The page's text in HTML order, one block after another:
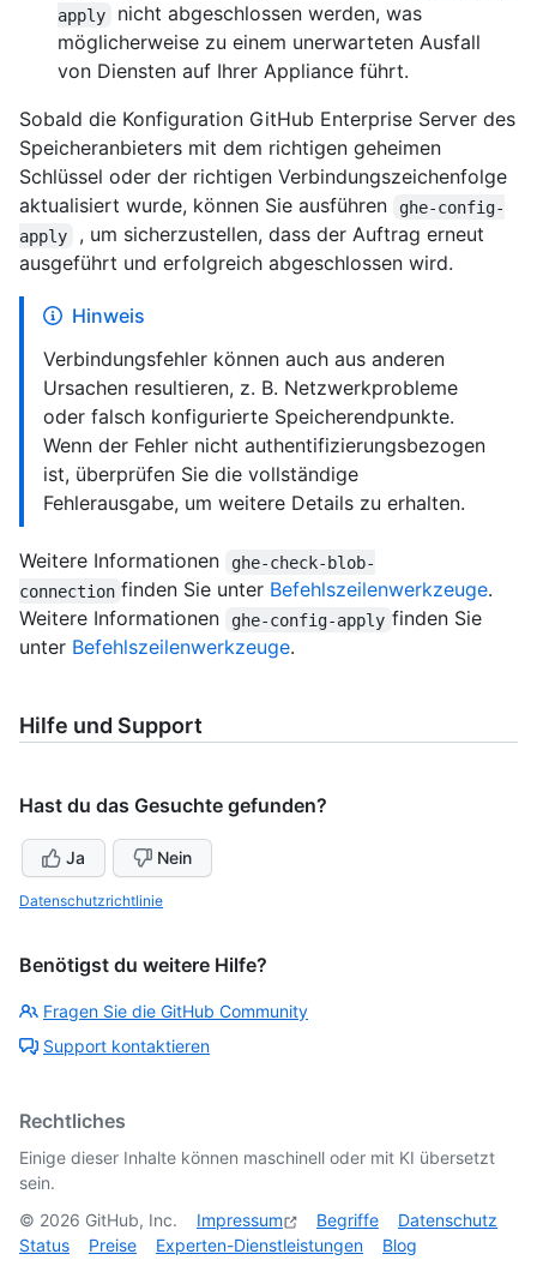
apply
nicht abgeschlossen werden, was
möglicherweise zu einem unerwarteten Ausfall
von Diensten auf Ihrer Appliance führt.
Sobald die Konfiguration GitHub Enterprise Server des
Speicheranbieters mit dem richtigen geheimen
Schlüssel oder der richtigen Verbindungszeichenfolge
aktualisiert wurde, können Sie ausführen
ghe-config-
apply
, um sicherzustellen, dass der Auftrag erneut
ausgeführt und erfolgreich abgeschlossen wird.
Hinweis
Verbindungsfehler können auch aus anderen
Ursachen resultieren, z. B. Netzwerkprobleme
oder falsch konfigurierte Speicherendpunkte.
Wenn der Fehler nicht authentifizierungsbezogen
ist, überprüfen Sie die vollständige
Fehlerausgabe, um weitere Details zu erhalten.
Weitere Informationen
ghe-check-blob-
connection finden Sie unter Befehlszeilenwerkzeuge.
Weitere Informationen
ghe-config-apply finden Sie
unter Befehlszeilenwerkzeuge.
Hilfe und Support
Hast du das Gesuchte gefunden?
Ja Nein
Datenschutzrichtlinie
Benötigst du weitere Hilfe?
Fragen Sie die GitHub Community
Support kontaktieren
Rechtliches
Einige dieser Inhalte können maschinell oder mit KI übersetzt
sein.
© 2026 GitHub, Inc. Impressum Begriffe
Datenschutz
Status
Preise Experten-Dienstleistungen Blog